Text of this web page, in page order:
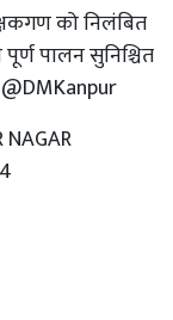
को निलंबित
पालन सुनिश्चित
@DMKanpur